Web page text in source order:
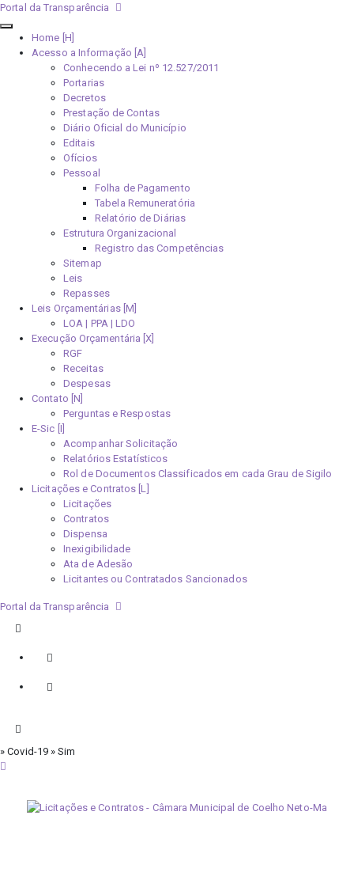
Portal da Transparência
Home [H]
Acesso a Informação [A]
Conhecendo a Lei nº 12.527/2011
Portarias
Decretos
Prestação de Contas
Diário Oficial do Município
Editais
Ofícios
Pessoal
Folha de Pagamento
Tabela Remuneratória
Relatório de Diárias
Estrutura Organizacional
Registro das Competências
Sitemap
Leis
Repasses
Leis Orçamentárias [M]
LOA | PPA | LDO
Execução Orçamentária [X]
RGF
Receitas
Despesas
Contato [N]
Perguntas e Respostas
E-Sic [I]
Acompanhar Solicitação
Relatórios Estatísticos
Rol de Documentos Classificados em cada Grau de Sigilo
Licitações e Contratos [L]
Licitações
Contratos
Dispensa
Inexigibilidade
Ata de Adesão
Licitantes ou Contratados Sancionados
Portal da Transparência
» Covid-19 » Sim